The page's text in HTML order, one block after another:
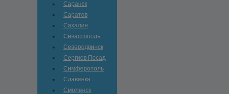
Саранск
Саратов
Сахалин
Севастополь
Северодвинск
Сергиев Посад
Симферополь
Славянка
Смоленск